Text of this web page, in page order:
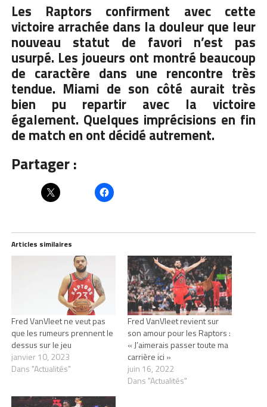
Les Raptors confirment avec cette
victoire arrachée dans la douleur que leur
nouveau statut de favori n’est pas
usurpé. Les joueurs ont montré beaucoup
de caractère dans une rencontre très
tendue. Miami de son côté aurait très
bien pu repartir avec la victoire
également. Quelques imprécisions en fin
de match en ont décidé autrement.
Partager :
Articles similaires
Fred VanVleet ne veut pas
que les rumeurs prennent le
dessus sur le jeu
janvier 10, 2023
Dans "Actualités"
Fred VanVleet revient sur
son amour pour les Raptors :
« J’aimerais passer toute ma
carrière ici »
juin 16, 2022
Dans "Actualités"